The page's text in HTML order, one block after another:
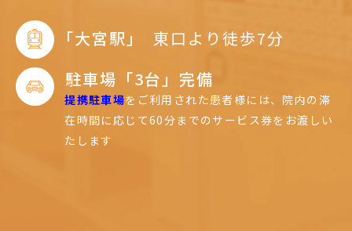
｢大宮駅｣ 東口より徒歩7分
駐車場「3台」完備
提携駐車場をご利用された患者様には、 院内の滞
在時間に応じて60分までのサービス券をお渡しい
たします